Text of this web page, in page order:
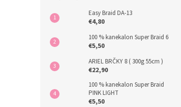
Easy Braid DA-13
€4,80
100 % kanekalon Super Braid 6
€5,50
ARIEL BRČKY 8 ( 300g 55cm )
€22,90
100 % kanekalon Super Braid
PINK LIGHT
€5,50